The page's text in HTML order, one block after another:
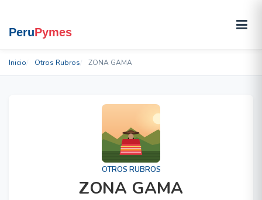
Inicio Otros Rubros ZONA GAMA
OTROS RUBROS
ZONA GAMA